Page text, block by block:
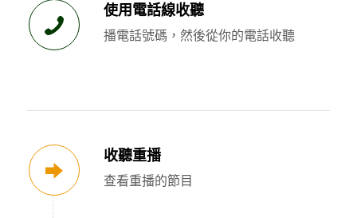
使用電話線收聽
播電話號碼，然後從你的電話收聽
收聽重播
查看重播的節目